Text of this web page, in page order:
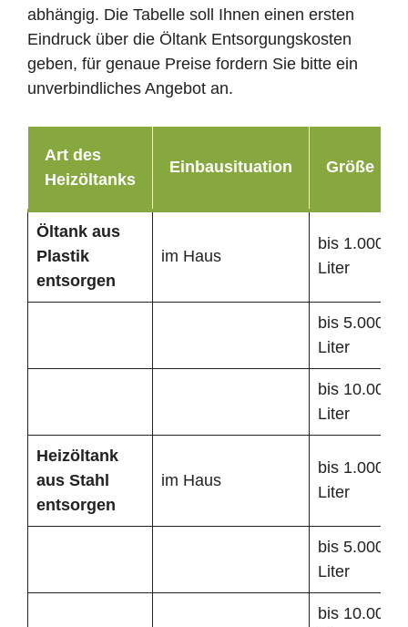
abhängig. Die Tabelle soll Ihnen einen ersten
Eindruck über die Öltank Entsorgungskosten
geben, für genaue Preise fordern Sie bitte ein
unverbindliches Angebot an.
Art des
Heizöltanks
Einbausituation Größe
Öltank aus
Plastik
entsorgen
im Haus
bis 1.000
Liter
bis 5.000
Liter
bis 10.000
Liter
Heizöltank
aus Stahl
entsorgen
im Haus
bis 1.000
Liter
bis 5.000
Liter
bis 10.000